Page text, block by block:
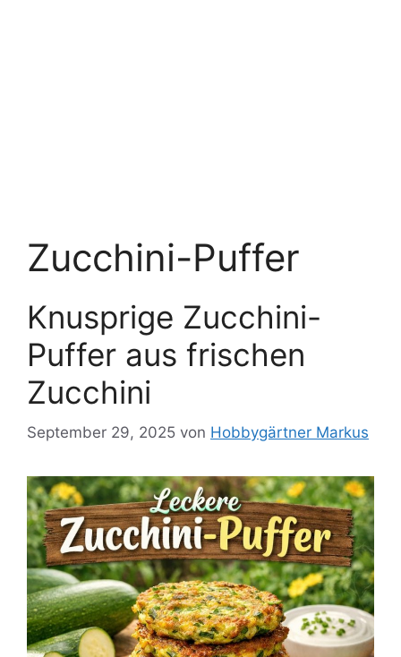
Zucchini-Puffer
Knusprige Zucchini-
Puffer aus frischen
Zucchini
September 29, 2025 von Hobbygärtner Markus